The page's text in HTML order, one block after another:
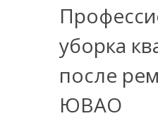
уборка
после
ЮВАО